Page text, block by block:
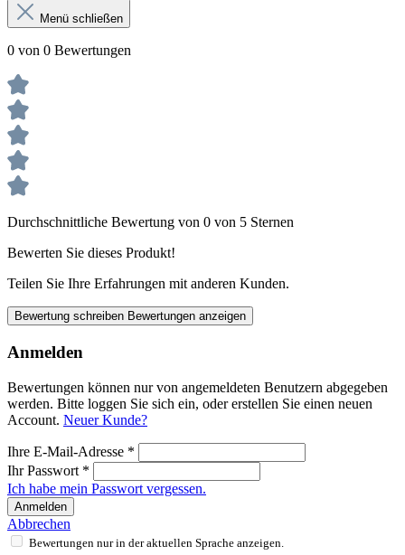
Menü schließen
0 von 0 Bewertungen
Durchschnittliche Bewertung von 0 von 5 Sternen
Bewerten Sie dieses Produkt!
Teilen Sie Ihre Erfahrungen mit anderen Kunden.
Bewertung schreiben Bewertungen anzeigen
Anmelden
Bewertungen können nur von angemeldeten Benutzern abgegeben
werden. Bitte loggen Sie sich ein, oder erstellen Sie einen neuen
Account. Neuer Kunde?
Ihre E-Mail-Adresse *
Ihr Passwort *
Ich habe mein Passwort vergessen.
Anmelden
Abbrechen
Bewertungen nur in der aktuellen Sprache anzeigen.